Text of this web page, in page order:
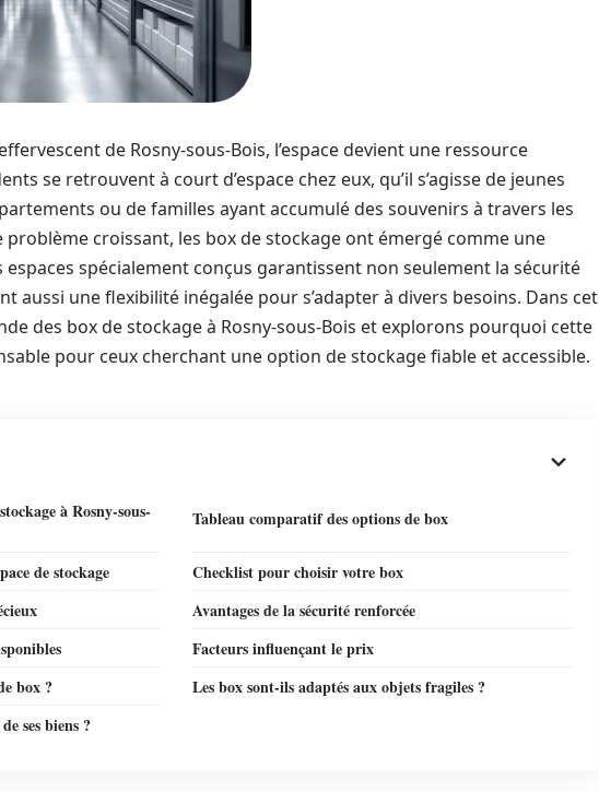
de Rosny-sous-Bois, l’espace devient une ressource
se retrouvent à court d’espace chez eux, qu’il s’agisse de jeunes
ou de familles ayant accumulé des souvenirs à travers les
croissant, les box de stockage ont émergé comme une
spécialement conçus garantissent non seulement la sécurité
aussi une flexibilité inégalée pour s’adapter à divers besoins. Dans cet
des box de stockage à Rosny-sous-Bois et explorons pourquoi cette
pour ceux cherchant une option de stockage fiable et accessible.
à Rosny-sous-
Tableau comparatif des options de box
de stockage
Checklist pour choisir votre box
Avantages de la sécurité renforcée
Facteurs influençant le prix
box ?
Les box sont-ils adaptés aux objets fragiles ?
ses biens ?